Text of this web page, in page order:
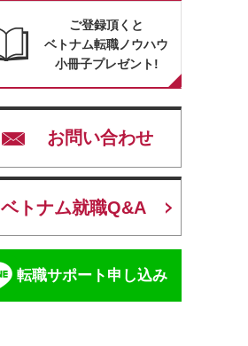
ご登録頂くと
ベトナム転職ノウハウ
小冊子プレゼント!
お問い合わせ
ベトナム就職Q&A
転職サポート申し込み